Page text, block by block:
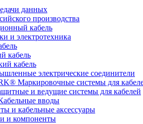
данных
производства
кабель
и электротехника
кабель
кабель
электрические соединители
Маркировочные системы для
и ведущие системы для кабелей
вводы
и кабельные аксессуары
и компоненты